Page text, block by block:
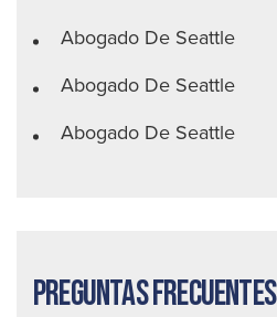
Abogado De Seattle
Abogado De Seattle
Abogado De Seattle
Preguntas frecuentes